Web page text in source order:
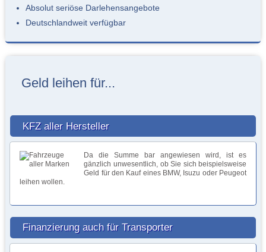
Absolut seriöse Darlehensangebote
Deutschlandweit verfügbar
Geld leihen für...
KFZ aller Hersteller
Da die Summe bar angewiesen wird, ist es
gänzlich unwesentlich, ob Sie sich beispielsweise
Geld für den Kauf eines BMW, Isuzu oder Peugeot
leihen wollen.
Finanzierung auch für Transporter